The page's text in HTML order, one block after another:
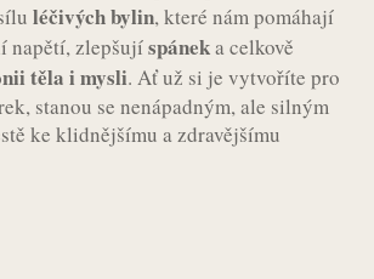
léčivých bylin, které nám pomáhají
napětí, zlepšujíspáneka celkově
těla i mysli. Ať už si je vytvoříte pro
stanou se nenápadným, ale silným
ke klidnějšímu a zdravějšímu